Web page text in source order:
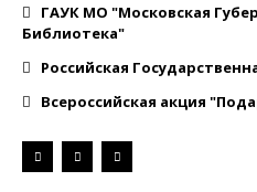
ГАУК МО "Московская
Библиотека"
Российская
Всероссийская акция